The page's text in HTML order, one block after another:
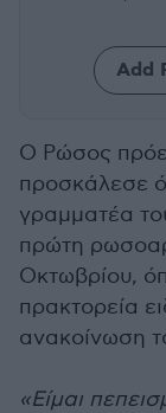
Add
Ο Ρώσος
προσκάλεσε
γραμματέα
πρώτη
Οκτωβρίου,
πρακτορεία
ανακοίνωση
«Είμαι